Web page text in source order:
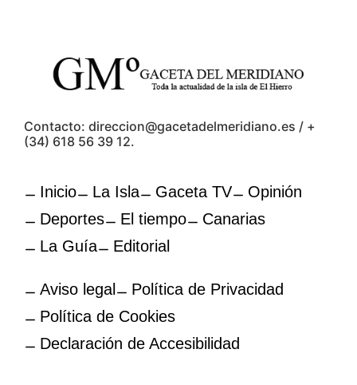
Contacto: direccion@gacetadelmeridiano.es / +
(34) 618 56 39 12.
Inicio La Isla Gaceta TV
Opinión
Deportes
El tiempo
Canarias
La Guía
Editorial
Aviso legal
Política de Privacidad
Política de Cookies
Declaración de Accesibilidad